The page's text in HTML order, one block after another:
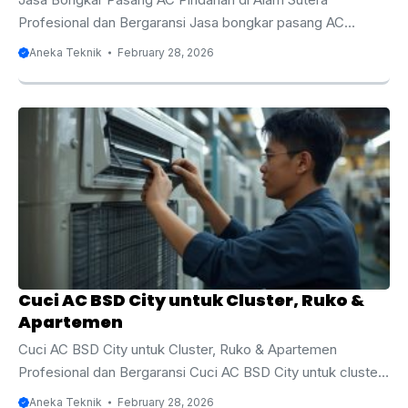
Profesional dan Bergaransi Jasa bongkar pasang AC
pindahan di Alam Sutera menjadi solusi terbaik bagi Anda
dikenal sebagai kawasan hunian modern dan area bisnis
yang berkembang pesat dengan standar bangunan tinggi
serta sistem instalasi yang rapi. Dalam proses pindahan, AC
termasuk perangkat elektronik yang membutuhkan
penanganan khusus karena berkaitan langsung dengan
sistem refrigerasi, tekanan freon, serta ...
Aneka Teknik February 28, 2026
Cuci AC BSD City untuk Cluster, Ruko &
Apartemen
Cuci AC BSD City untuk Cluster, Ruko & Apartemen
Profesional dan Bergaransi Cuci AC BSD City untuk cluster,
ruko & apartemen menjadi layanan yang semakin
Aneka Teknik February 28, 2026